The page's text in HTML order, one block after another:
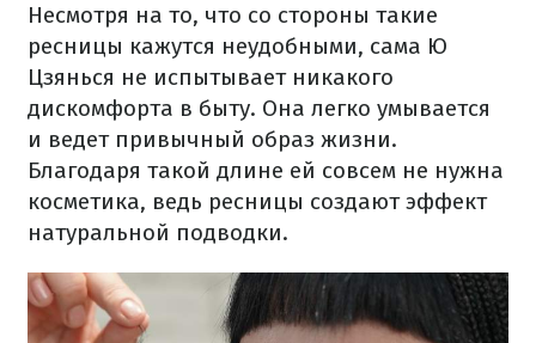
Несмотря на то, что со стороны такие
ресницы кажутся неудобными, сама Ю
Цзянься не испытывает никакого
дискомфорта в быту. Она легко умывается
и ведет привычный образ жизни.
Благодаря такой длине ей совсем не нужна
косметика, ведь ресницы создают эффект
натуральной подводки.